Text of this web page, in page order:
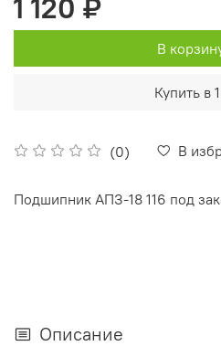
(0) В
1 120 ₽
В
Купить в
Подшипник АПЗ-18 116 под
Описание